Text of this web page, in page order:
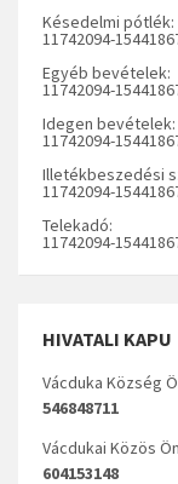
Késedelmi pótlék:
11742094-
Egyéb bevételek:
11742094-
Idegen bevételek:
11742094-
Illetékbeszedési
11742094-
Telekadó:
11742094-
HIVATALI KAPU
Vácduka Község
546848711
Vácdukai Közös
604153148